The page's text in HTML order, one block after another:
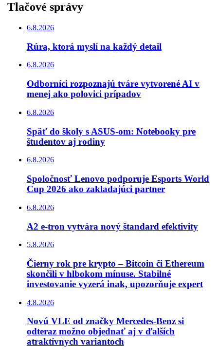
Tlačové správy
6.8.2026
Rúra, ktorá myslí na každý detail
6.8.2026
Odborníci rozpoznajú tváre vytvorené AI v
menej ako polovici prípadov
6.8.2026
Späť do školy s ASUS-om: Notebooky pre
študentov aj rodiny
6.8.2026
Spoločnosť Lenovo podporuje Esports World
Cup 2026 ako zakladajúci partner
6.8.2026
A2 e-tron vytvára nový štandard efektivity
5.8.2026
Čierny rok pre krypto – Bitcoin či Ethereum
skončili v hlbokom mínuse. Stabilné
investovanie vyzerá inak, upozorňuje expert
4.8.2026
Novú VLE od značky Mercedes-Benz si
odteraz možno objednať aj v ďalších
atraktívnych variantoch